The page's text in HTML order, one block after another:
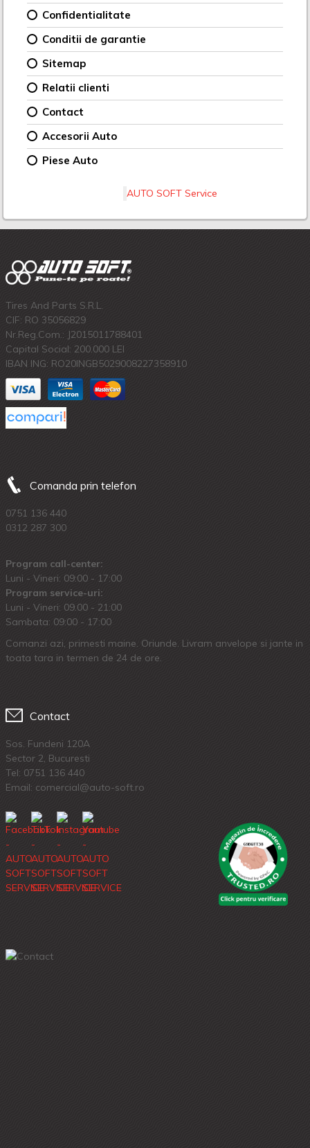
Confidentialitate
Conditii de garantie
Sitemap
Relatii clienti
Contact
Accesorii Auto
Piese Auto
AUTO SOFT Service
Tires And Parts S.R.L.
CIF: RO 35056829
Nr.Reg.Com.: J2015011788401
Capital Social: 200.000 LEI
IBAN ING: RO20INGB5029008227358910
Comanda prin telefon
0751 136 440
0312 287 300
Program call-center:
Luni - Vineri: 09:00 - 17:00
Program service-uri:
Luni - Vineri: 09.00 - 21:00
Sambata: 09:00 - 17:00
Comanzi azi, primesti maine. Oriunde. Livram anvelope si jante in
toata tara in termen de 24 de ore.
Contact
Sos. Fundeni 120A
Sector 2, Bucuresti
Tel: 0751 136 440
Email: comercial@auto-soft.ro